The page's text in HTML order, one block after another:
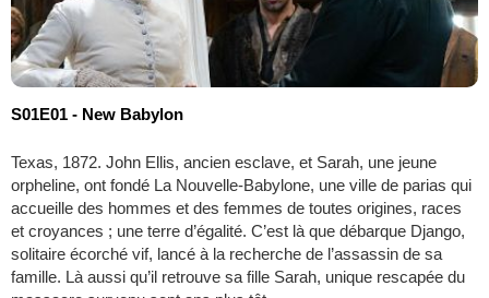
S01E01 - New Babylon
Texas, 1872. John Ellis, ancien esclave, et Sarah, une jeune
orpheline, ont fondé La Nouvelle-Babylone, une ville de parias qui
accueille des hommes et des femmes de toutes origines, races
et croyances ; une terre d’égalité. C’est là que débarque Django,
solitaire écorché vif, lancé à la recherche de l’assassin de sa
famille. Là aussi qu’il retrouve sa fille Sarah, unique rescapée du